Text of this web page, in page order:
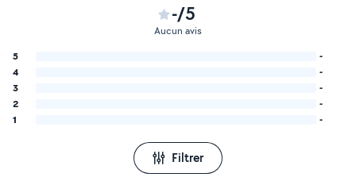
-/5
Aucun avis
5
-
4
-
3
-
2
-
1
-
Filtrer